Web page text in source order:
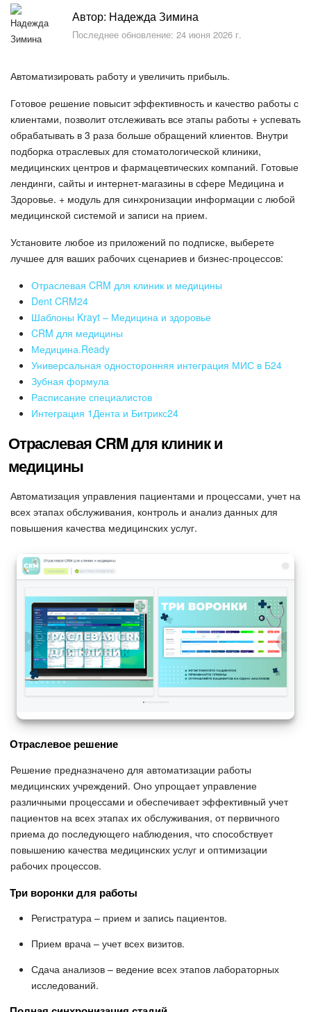
Тарифы и оплата
С чего начать
AI в Битрикс24
Вайбкод
Лента Новостей
Задачи
Проекты AI
Мессенджер
Календарь
Диск
База знаний
Сайты
Интернет-магазин
Почта
КЭДО
Подпись
Маркетинг
Центр продаж
Аналитика
BI Конструктор
Автоматизация
Интеграция 1С и Битрикс24
Сотрудники
Бизнес-процессы
Контакт-центр
Автор: Надежда Зимина
Последнее обновление: 24 июня 2026 г.
Автоматизировать работу и увеличить прибыль.
Готовое решение повысит эффективность и качество работы с
клиентами, позволит отслеживать все этапы работы + успевать
обрабатывать в 3 раза больше обращений клиентов. Внутри
подборка отраслевых для стоматологической клиники,
медицинских центров и фармацевтических компаний. Готовые
лендинги, сайты и интернет-магазины в сфере Медицина и
Здоровье. + модуль для синхронизации информации с любой
медицинской системой и записи на прием.
Установите любое из приложений по подписке, выберете
лучшее для ваших рабочих сценариев и бизнес-процессов:
Отраслевая CRM для клиник и медицины
Dent CRM24
Шаблоны Krayt – Медицина и здоровье
CRM для медицины
Медицина.Ready
Универсальная односторонняя интеграция МИС в Б24
Зубная формула
Расписание специалистов
Интеграция 1Дента и Битрикс24
Отраслевая CRM для клиник и
медицины
Автоматизация управления пациентами и процессами, учет на
всех этапах обслуживания, контроль и анализ данных для
повышения качества медицинских услуг.
Отраслевое решение
Решение предназначено для автоматизации работы
медицинских учреждений. Оно упрощает управление
различными процессами и обеспечивает эффективный учет
пациентов на всех этапах их обслуживания, от первичного
приема до последующего наблюдения, что способствует
повышению качества медицинских услуг и оптимизации
рабочих процессов.
Три воронки для работы
Регистратура – прием и запись пациентов.
Прием врача – учет всех визитов.
Сдача анализов – ведение всех этапов лабораторных
исследований.